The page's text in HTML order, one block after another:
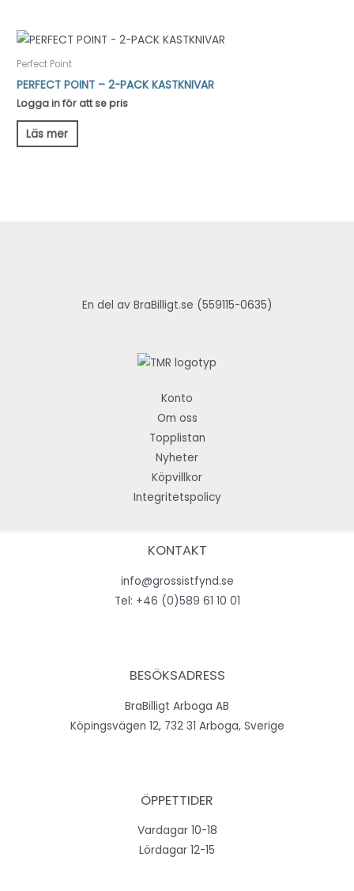
Perfect Point
PERFECT POINT – 2-PACK KASTKNIVAR
Logga in för att se pris
Läs mer
En del av BraBilligt.se (559115-0635)
Konto
Om oss
Topplistan
Nyheter
Köpvillkor
Integritetspolicy
KONTAKT
info@grossistfynd.se
Tel: +46 (0)589 61 10 01
BESÖKSADRESS
BraBilligt Arboga AB
Köpingsvägen 12, 732 31 Arboga, Sverige
ÖPPETTIDER
Vardagar 10-18
Lördagar 12-15